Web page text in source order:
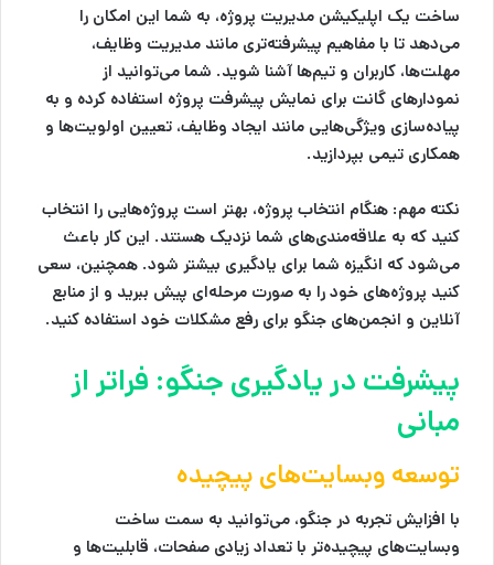
ساخت یک اپلیکیشن مدیریت پروژه، به شما این امکان را
می‌دهد تا با مفاهیم پیشرفته‌تری مانند مدیریت وظایف،
مهلت‌ها، کاربران و تیم‌ها آشنا شوید. شما می‌توانید از
نمودارهای گانت برای نمایش پیشرفت پروژه استفاده کرده و به
پیاده‌سازی ویژگی‌هایی مانند ایجاد وظایف، تعیین اولویت‌ها و
همکاری تیمی بپردازید.
نکته مهم: هنگام انتخاب پروژه، بهتر است پروژه‌هایی را انتخاب
کنید که به علاقه‌مندی‌های شما نزدیک هستند. این کار باعث
می‌شود که انگیزه شما برای یادگیری بیشتر شود. همچنین، سعی
کنید پروژه‌های خود را به صورت مرحله‌ای پیش ببرید و از منابع
آنلاین و انجمن‌های جنگو برای رفع مشکلات خود استفاده کنید.
پیشرفت در یادگیری جنگو: فراتر از
مبانی
توسعه وبسایت‌های پیچیده
با افزایش تجربه در جنگو، می‌توانید به سمت ساخت
وبسایت‌های پیچیده‌تر با تعداد زیادی صفحات، قابلیت‌ها و